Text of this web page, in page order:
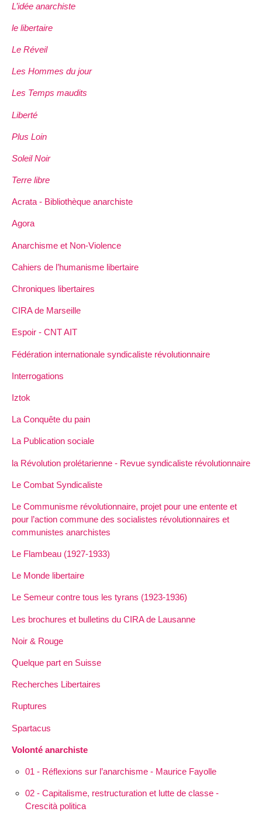
L’idée anarchiste
le libertaire
Le Réveil
Les Hommes du jour
Les Temps maudits
Liberté
Plus Loin
Soleil Noir
Terre libre
Acrata - Bibliothèque anarchiste
Agora
Anarchisme et Non-Violence
Cahiers de l’humanisme libertaire
Chroniques libertaires
CIRA de Marseille
Espoir - CNT AIT
Fédération internationale syndicaliste révolutionnaire
Interrogations
Iztok
La Conquête du pain
La Publication sociale
la Révolution prolétarienne - Revue syndicaliste révolutionnaire
Le Combat Syndicaliste
Le Communisme révolutionnaire, projet pour une entente et
pour l’action commune des socialistes révolutionnaires et
communistes anarchistes
Le Flambeau (1927-1933)
Le Monde libertaire
Le Semeur contre tous les tyrans (1923-1936)
Les brochures et bulletins du CIRA de Lausanne
Noir & Rouge
Quelque part en Suisse
Recherches Libertaires
Ruptures
Spartacus
Volonté anarchiste
01 - Réflexions sur l’anarchisme - Maurice Fayolle
02 - Capitalisme, restructuration et lutte de classe -
Crescità politica